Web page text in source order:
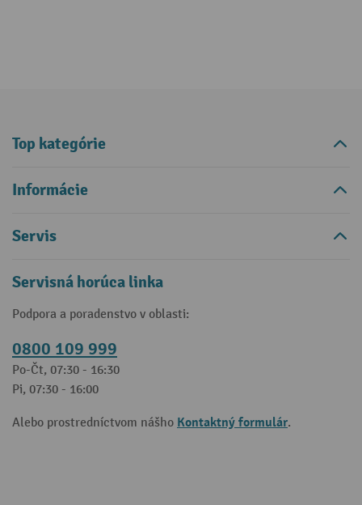
Top kategórie
Informácie
Servis
Servisná horúca linka
Podpora a poradenstvo v oblasti:
0800 109 999
Po-Čt, 07:30 - 16:30
Pi, 07:30 - 16:00
Alebo prostredníctvom nášho Kontaktný formulár.